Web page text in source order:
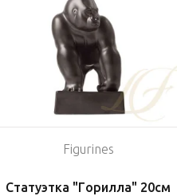
Figurines
Статуэтка "Горилла" 20см